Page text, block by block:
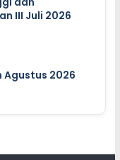
III Juli 2026
Agustus 2026